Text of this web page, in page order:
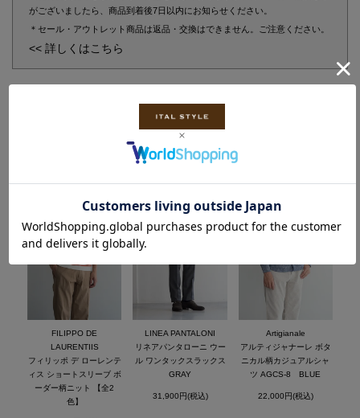
がございましたら、商品到着後7日以内にお知らせください。
＊セール・アウトレット商品は返品・交換はできません。ご注意ください。
<< 詳しくはこちら
FILIPPO DE
LAURENTIIS
フィリッポ デ ローレンテ
ィス ショートスリーブ ボ
ーダー柄ニット 【全2
色】
LINEA PANTALONI
リネアパンタローニ ウー
ル ワンタックスラックス
GRAY
31,900円(税込)
Artigianale
アルティジャナーレ ボタ
ニカル柄カジュアルシャ
ツ AGCS-8 BLUE
22,000円(税込)